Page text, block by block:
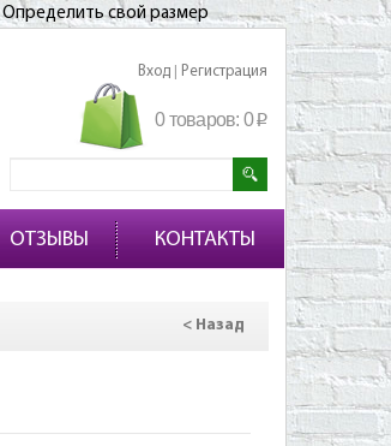
Определить свой размер
Вход Регистрация
0 товаров: 0p
ОТЗЫВЫ КОНТАКТЫ
< Назад